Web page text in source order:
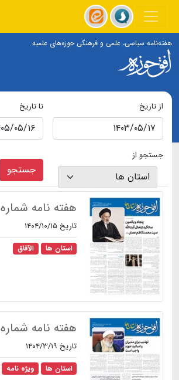
هفته‌نامه سیاسی، علمی و فرهنگی حوزه‌های علمیه
از تاریخ تا تاریخ
جستجو از
جستجو
هفته نامه شماره ۸۶۸
تاریخ ۱۴۰۴/۱۰/۱۵
استان ها الآفاق
هفته نامه شماره ۸۴۳
تاریخ ۱۴۰۴/۳/۱۹
استان ها ویژه نامه